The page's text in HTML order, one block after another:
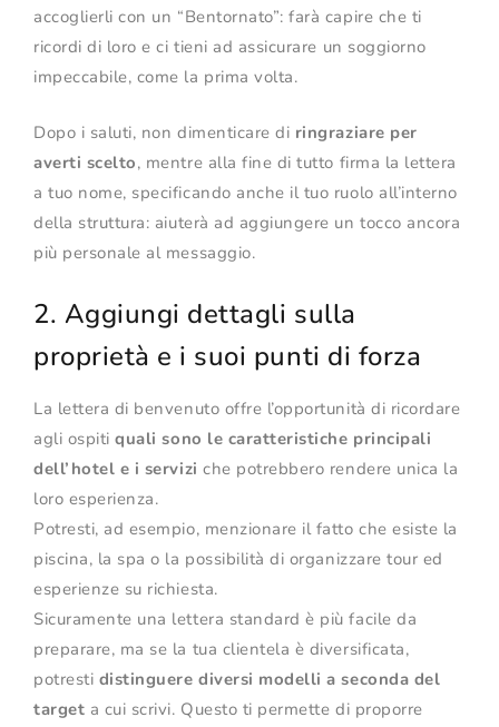
accoglierli con un “Bentornato”: farà capire che ti
ricordi di loro e ci tieni ad assicurare un soggiorno
impeccabile, come la prima volta.
Dopo i saluti, non dimenticare di ringraziare per
averti scelto, mentre alla fine di tutto firma la lettera
a tuo nome, specificando anche il tuo ruolo all’interno
della struttura: aiuterà ad aggiungere un tocco ancora
più personale al messaggio.
2. Aggiungi dettagli sulla
proprietà e i suoi punti di forza
La lettera di benvenuto offre l’opportunità di ricordare
agli ospitiquali sono le caratteristiche principali
dell’hotel e i servizi che potrebbero rendere unica la
loro esperienza.
Potresti, ad esempio, menzionare il fatto che esiste la
piscina, la spa o la possibilità di organizzare tour ed
esperienze su richiesta.
Sicuramente una lettera standard è più facile da
preparare, ma se la tua clientela è diversificata,
potresti distinguere diversi modelli a seconda del
target a cui scrivi. Questo ti permette di proporre